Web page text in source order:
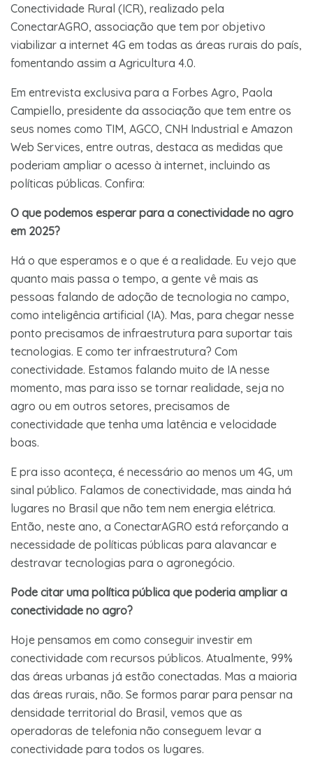
Conectividade Rural (ICR), realizado pela
ConectarAGRO, associação que tem por objetivo
viabilizar a internet 4G em todas as áreas rurais do país,
fomentando assim a Agricultura 4.0.
Em entrevista exclusiva para a Forbes Agro, Paola
Campiello, presidente da associação que tem entre os
seus nomes como TIM, AGCO, CNH Industrial e Amazon
Web Services, entre outras, destaca as medidas que
poderiam ampliar o acesso à internet, incluindo as
políticas públicas. Confira:
O que podemos esperar para a conectividade no agro
em 2025?
Há o que esperamos e o que é a realidade. Eu vejo que
quanto mais passa o tempo, a gente vê mais as
pessoas falando de adoção de tecnologia no campo,
como inteligência artificial (IA). Mas, para chegar nesse
ponto precisamos de infraestrutura para suportar tais
tecnologias. E como ter infraestrutura? Com
conectividade. Estamos falando muito de IA nesse
momento, mas para isso se tornar realidade, seja no
agro ou em outros setores, precisamos de
conectividade que tenha uma latência e velocidade
boas.
E pra isso aconteça, é necessário ao menos um 4G, um
sinal público. Falamos de conectividade, mas ainda há
lugares no Brasil que não tem nem energia elétrica.
Então, neste ano, a ConectarAGRO está reforçando a
necessidade de políticas públicas para alavancar e
destravar tecnologias para o agronegócio.
Pode citar uma política pública que poderia ampliar a
conectividade no agro?
Hoje pensamos em como conseguir investir em
conectividade com recursos públicos. Atualmente, 99%
das áreas urbanas já estão conectadas. Mas a maioria
das áreas rurais, não. Se formos parar para pensar na
densidade territorial do Brasil, vemos que as
operadoras de telefonia não conseguem levar a
conectividade para todos os lugares.